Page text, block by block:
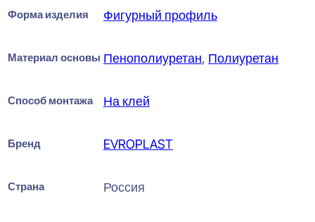
Форма изделия Фигурный профиль
Материал основы Пенополиуретан, Полиуретан
Способ монтажа На клей
Бренд EVROPLAST
Страна Россия